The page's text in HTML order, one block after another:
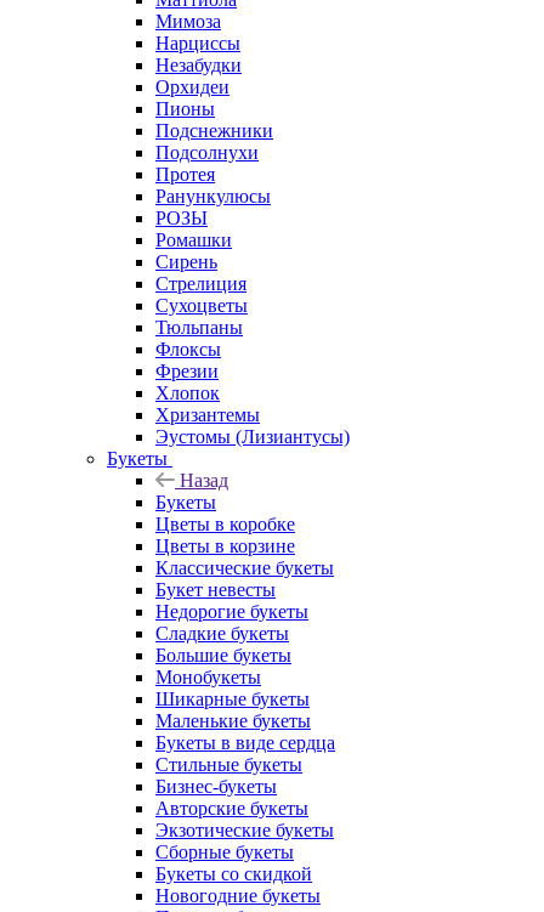
Мимоза
Нарциссы
Незабудки
Орхидеи
Пионы
Подснежники
Подсолнухи
Протея
Ранункулюсы
РОЗЫ
Ромашки
Сирень
Стрелиция
Сухоцветы
Тюльпаны
Флоксы
Фрезии
Хлопок
Хризантемы
Эустомы (Лизиантусы)
Букеты
Назад
Букеты
Цветы в коробке
Цветы в корзине
Классические букеты
Букет невесты
Недорогие букеты
Сладкие букеты
Большие букеты
Монобукеты
Шикарные букеты
Маленькие букеты
Букеты в виде сердца
Стильные букеты
Бизнес-букеты
Авторские букеты
Экзотические букеты
Сборные букеты
Букеты со скидкой
Новогодние букеты